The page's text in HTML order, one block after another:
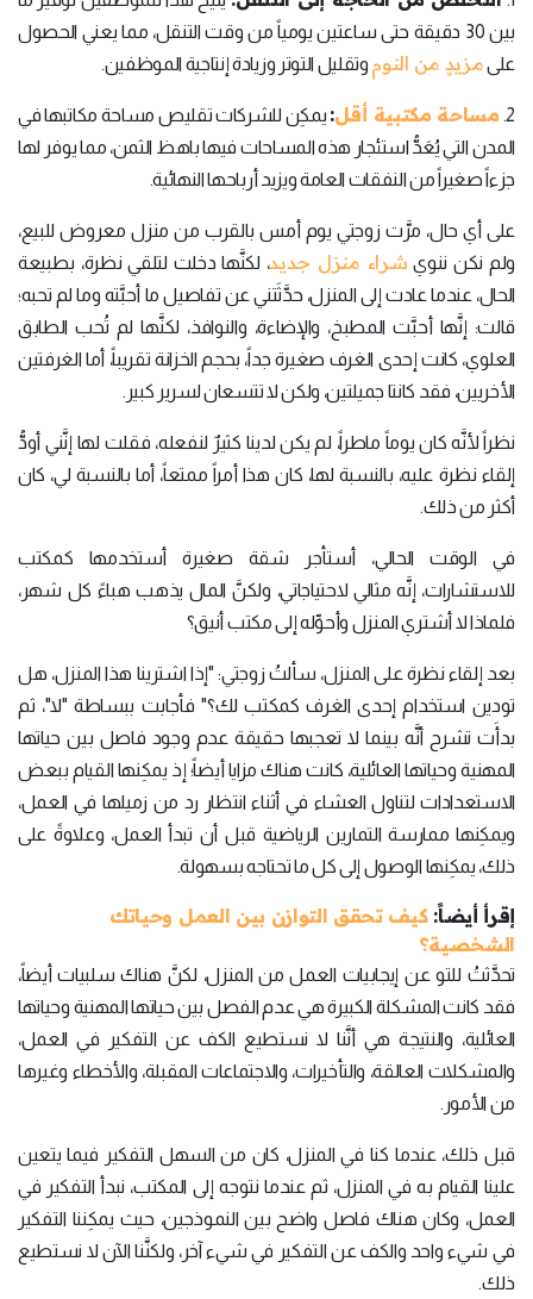
بين 30 دقيقة حتى ساعتين يومياً من وقت التنقل، مما يعني الحصول
علىمزيدٍ من النوم وتقليل التوتر وزيادة إنتاجية الموظفين.
2. مساحة مكتبية أقل: يمكِن للشركات تقليص مساحة مكاتبها في
المدن التي يُعَدُّ استئجار هذه المساحات فيها باهظ الثمن، مما يوفر لها
جزءاً صغيراً من النفقات العامة ويزيد أرباحها النهائية.
على أي حال، مرَّت زوجتي يوم أمس بالقرب من منزل معروض للبيع،
ولم نكن ننوي شراء منزل جديد، لكنَّها دخلت لتلقي نظرة، بطبيعة
الحال، عندما عادت إلى المنزل، حدَّثَتني عن تفاصيل ما أحبَّته وما لم تحبه؛
قالت: إنَّها أحبَّت المطبخ، والإضاءة، والنوافذ، لكنَّها لم تُحب الطابق
العلوي، كانت إحدى الغرف صغيرة جداً، بحجم الخزانة تقريباً، أما الغرفتين
الأخريين، فقد كانتا جميلتين، ولكن لا تتسعان لسرير كبير.
نظراً لأنَّه كان يوماً ماطراً، لم يكن لدينا كثيرٌ لنفعله، فقلت لها إنَّني أودُّ
إلقاء نظرة عليه، بالنسبة لها، كان هذا أمراً ممتعاً، أما بالنسبة لي، كان
أكثر من ذلك.
في الوقت الحالي، أستأجر شقة صغيرة أستخدمها كمكتب
للاستشارات، إنَّه مثالي لاحتياجاتي، ولكنَّ المال يذهب هباءً كل شهر،
فلماذا لا أشتري المنزل وأحوِّله إلى مكتب أنيق؟
بعد إلقاء نظرة على المنزل، سألتُ زوجتي: "إذا اشترينا هذا المنزل، هل
تودين استخدام إحدى الغرف كمكتب لك؟" فأجابت ببساطة "لا"، ثم
بدأَت تشرح أنَّه بينما لا تعجبها حقيقة عدم وجود فاصل بين حياتها
المهنية وحياتها العائلية، كانت هناك مزايا أيضاً؛ إذ يمكِنها القيام ببعض
الاستعدادات لتناول العشاء في أثناء انتظار رد من زميلها في العمل،
ويمكِنها ممارسة التمارين الرياضية قبل أن تبدأ العمل، وعلاوةً على
ذلك، يمكِنها الوصول إلى كل ما تحتاجه بسهولة.
إقرأ أيضاً:كيف تحقق التوازن بين العمل وحياتك
الشخصية؟
تحدَّثتُ للتو عن إيجابيات العمل من المنزل، لكنَّ هناك سلبيات أيضاً،
فقد كانت المشكلة الكبيرة هي عدم الفصل بين حياتها المهنية وحياتها
العائلية، والنتيجة هي أنَّنا لا نستطيع الكف عن التفكير في العمل،
والمشكلات العالقة، والتأخيرات، والاجتماعات المقبلة، والأخطاء وغيرها
من الأمور.
قبل ذلك، عندما كنا في المنزل، كان من السهل التفكير فيما يتعين
علينا القيام به في المنزل، ثم عندما نتوجه إلى المكتب، نبدأ التفكير في
العمل، وكان هناك فاصل واضح بين النموذجين، حيث يمكِننا التفكير
في شيء واحد والكف عن التفكير في شيء آخر، ولكنَّنا الآن لا نستطيع
ذلك.